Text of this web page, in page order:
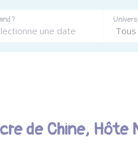
? Univers
de Chine, Hôte